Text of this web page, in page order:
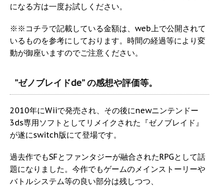
になる方は一度お試しください。
※※コチラで記載している金額は、web上で公開されて
いるものを参考にしております。時間の経過等により変
動が御座いますのでご注意ください。
”ゼノブレイドde” の感想や評価等。
2010年にWiiで発売され、その後にnewニンテンドー
3ds専用ソフトとしてリメイクされた『ゼノブレイド』
が遂にswitch版にて登場です。
過去作でもSFとファンタジーが融合されたRPGとして話
題になりました。今作でもゲームのメインストーリーや
バトルシステム等の良い部分は残しつつ、